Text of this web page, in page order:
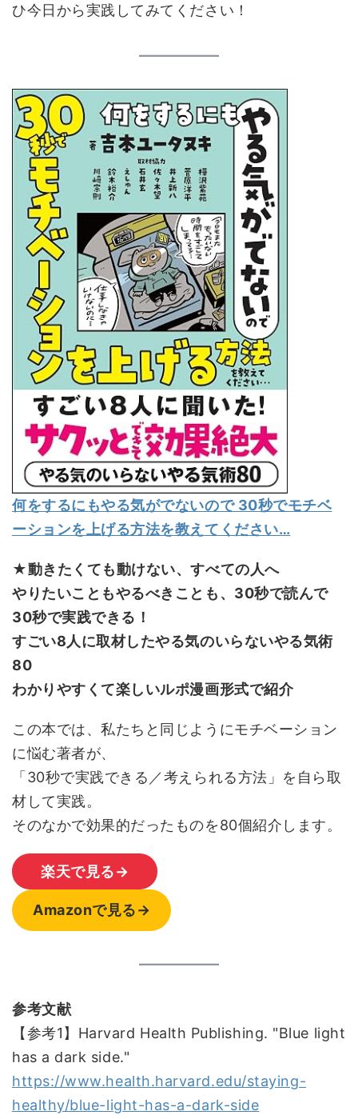
ひ今日から実践してみてください！
何をするにもやる気がでないので 30秒でモチベ
ーションを上げる方法を教えてください…
★動きたくても動けない、すべての人へ
やりたいこともやるべきことも、30秒で読んで
30秒で実践できる！
すごい8人に取材したやる気のいらないやる気術
80
わかりやすくて楽しいルポ漫画形式で紹介
この本では、私たちと同じようにモチベーション
に悩む著者が、
「30秒で実践できる／考えられる方法」を自ら取
材して実践。
そのなかで効果的だったものを80個紹介します。
楽天で見る→
Amazonで見る→
参考文献
【参考1】Harvard Health Publishing. "Blue light
has a dark side."
https://www.health.harvard.edu/staying-
healthy/blue-light-has-a-dark-side